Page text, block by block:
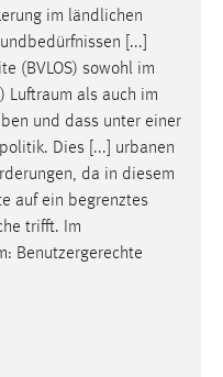
im ländlichen
[...]
(BVLOS) sowohl im
Luftraum als auch im
und dass unter einer
Dies [...] urbanen
da in diesem
auf ein begrenztes
trifft. Im
: Benutzergerechte